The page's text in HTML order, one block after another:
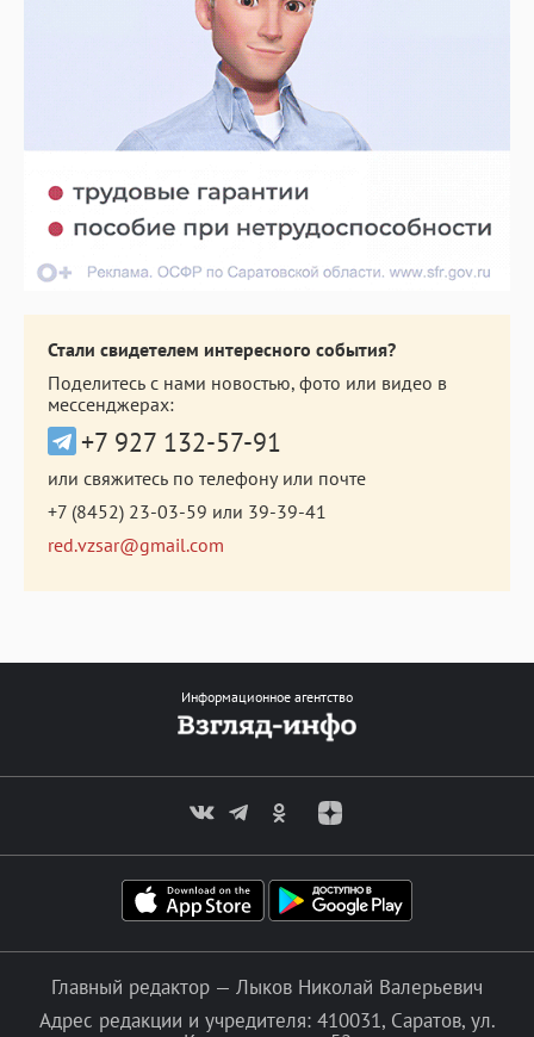
Стали свидетелем интересного события?
Поделитесь с нами новостью, фото или видео в
мессенджерах:
+7 927 132-57-91
или свяжитесь по телефону или почте
+7 (8452) 23-03-59 или 39-39-41
red.vzsar@gmail.com
Информационное агентство
Главный редактор — Лыков Николай Валерьевич
Адрес редакции и учредителя: 410031, Саратов, ул.